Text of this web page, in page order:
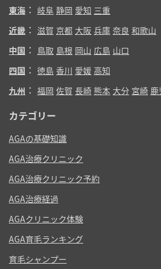
東海 ： 岐阜 静岡 愛知 三重
近畿 ： 滋賀 京都 大阪 兵庫 奈良 和歌山
中国 ： 鳥取 島根 岡山 広島 山口
四国 ： 徳島 香川 愛媛 高知
九州 ： 福岡 佐賀 長崎 熊本 大分 宮崎
カテゴリー
AGAの基礎知識
AGA治療クリニック
AGA治療クリニック予約
AGA治療経過
AGAクリニック体験
AGA育毛ランキング
育毛シャンプー